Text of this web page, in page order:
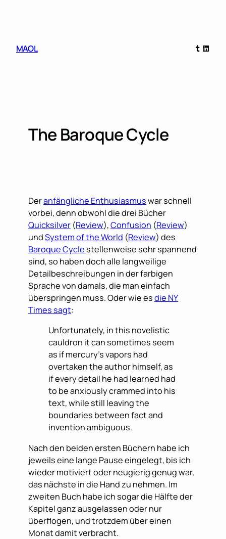
MAOL
Tumblr
The Baroque Cycle
Deranfängliche Enthusiasmuswar schnell
vorbei, denn obwohl die drei Bücher
Quicksilver (Review),Confusion (Review)
undSystem of the World (Review) des
Baroque Cycle stellenweise sehr spannend
sind, so haben doch alle langweilige
Detailbeschreibungen in der farbigen
Sprache von damals, die man einfach
überspringen muss. Oder wie esdie NY
Times sagt:
Unfortunately, in this novelistic
cauldron it can sometimes seem
as if mercury’s vapors had
overtaken the author himself, as
if every detail he had learned had
to be anxiously crammed into his
text, while still leaving the
boundaries between fact and
invention ambiguous.
Nach den beiden ersten Büchern habe ich
jeweils eine lange Pause eingelegt, bis ich
wieder motiviert oder neugierig genug war,
das nächste in die Hand zu nehmen. Im
zweiten Buch habe ich sogar die Hälfte der
Kapitel ganz ausgelassen oder nur
überflogen, und trotzdem über einen
Monat damit verbracht.